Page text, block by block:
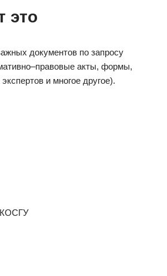
это
документов по запросу
акты, формы,
и многое другое).
КОСГУ